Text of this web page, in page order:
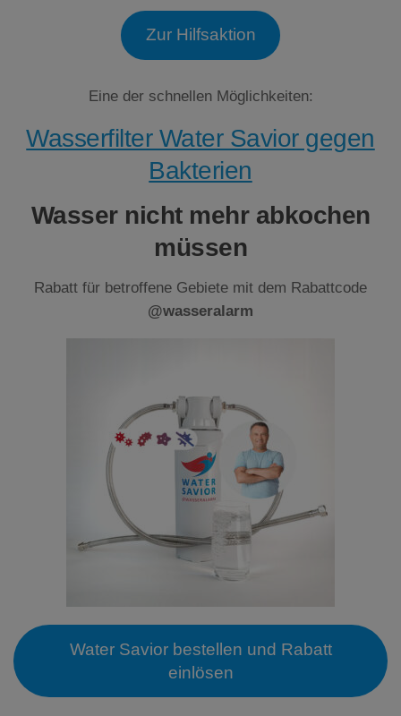
Zur Hilfsaktion
Eine der schnellen Möglichkeiten:
Wasserfilter Water Savior gegen
Bakterien
Wasser nicht mehr abkochen
müssen
Rabatt für betroffene Gebiete mit dem Rabattcode
@wasseralarm
Water Savior bestellen und Rabatt
einlösen